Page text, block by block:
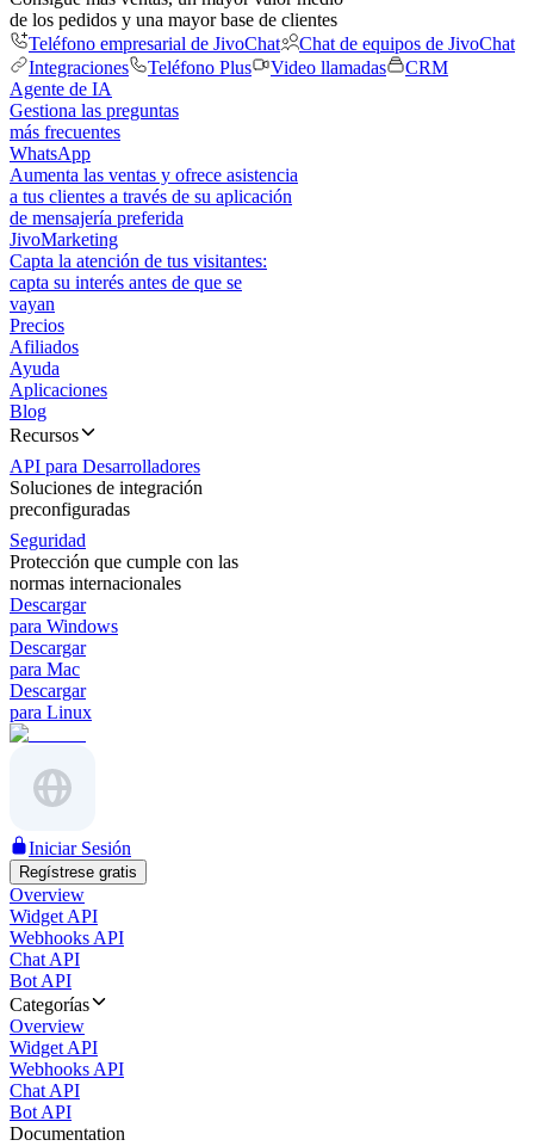
de los pedidos y una mayor base de clientes
Teléfono empresarial de JivoChat
Chat de equipos de JivoChat
Integraciones
Teléfono Plus Video llamadas
CRM
Agente de IA
Gestiona las preguntas
más frecuentes
WhatsApp
Aumenta las ventas y ofrece asistencia
a tus clientes a través de su aplicación
de mensajería preferida
JivoMarketing
Capta la atención de tus visitantes:
capta su interés antes de que se
vayan
Precios
Afiliados
Ayuda
Aplicaciones
Blog
Recursos
API para Desarrolladores
Soluciones de integración
preconfiguradas
Seguridad
Protección que cumple con las
normas internacionales
Descargar
para Windows
Descargar
para Mac
Descargar
para Linux
Iniciar Sesión
Regístrese gratis
Overview
Widget API
Webhooks API
Chat API
Bot API
Categorías
Overview
Widget API
Webhooks API
Chat API
Bot API
Documentation